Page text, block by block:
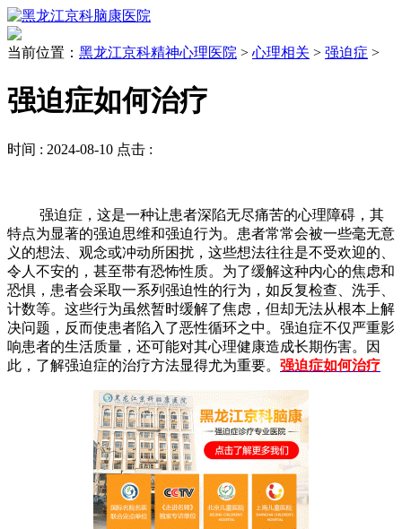
当前位置： 黑龙江京科精神心理医院 > 心理相关 > 强迫症 >
强迫症如何治疗
时间 : 2024-08-10 点击 :
强迫症，这是一种让患者深陷无尽痛苦的心理障碍，其
特点为显著的强迫思维和强迫行为。患者常常会被一些毫无意
义的想法、观念或冲动所困扰，这些想法往往是不受欢迎的、
令人不安的，甚至带有恐怖性质。为了缓解这种内心的焦虑和
恐惧，患者会采取一系列强迫性的行为，如反复检查、洗手、
计数等。这些行为虽然暂时缓解了焦虑，但却无法从根本上解
决问题，反而使患者陷入了恶性循环之中。强迫症不仅严重影
响患者的生活质量，还可能对其心理健康造成长期伤害。因
此，了解强迫症的治疗方法显得尤为重要。 强迫症如何治疗